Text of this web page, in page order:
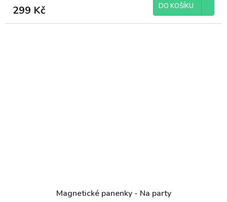
299 Kč DO KOŠÍKU
Magnetické panenky - Na party